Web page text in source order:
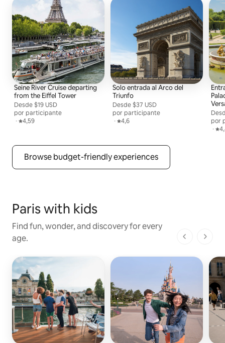
Seine River Cruise departing
from the Eiffel Tower
Desde $19 USD
por participante
Desde $19 USD por persona
·Calificación promedio: 4,59 de 5
4,59
Solo entrada al Arco del
Triunfo
Desde $37 USD
por participante
Desde $37 USD por persona
·Calificación promedio: 4,6 de 5
4,6
por
·
Browse budget-friendly experiences
Paris with kids
Find fun, wonder, and discovery for every
age.
1 de 1